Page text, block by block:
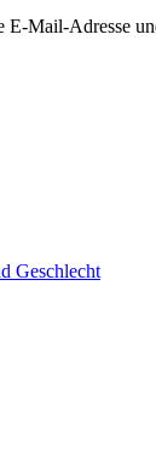
E-Mail-Adresse
Geschlecht